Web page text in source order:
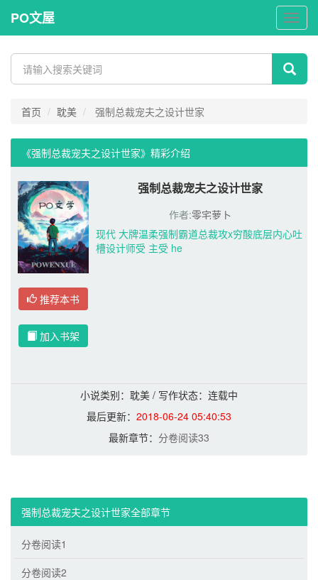
PO
文
PO文屋
首页 耽美 强制总裁宠夫之设计世家
《强制总裁宠夫之设计世家》精彩介绍
推荐本书
加入书架
强制总裁宠夫之设计世家
作者:零宅萝卜
现代 大牌温柔强制霸道总裁攻x穷酸底层内心吐
槽设计师受 主受 he
小说类别：耽美 / 写作状态：连载中
最后更新： 2018-06-24 05:40:53
最新章节： 分卷阅读33
强制总裁宠夫之设计世家全部章节
分卷阅读1
分卷阅读2